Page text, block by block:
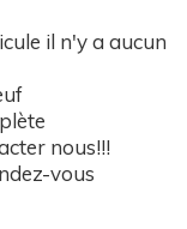
il n'y a aucun
nous!!!
vous